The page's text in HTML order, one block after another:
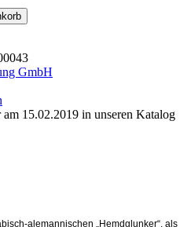
GmbH
15.02.2019 in unseren Katalog
alemannischen „Hemdglunker“, als